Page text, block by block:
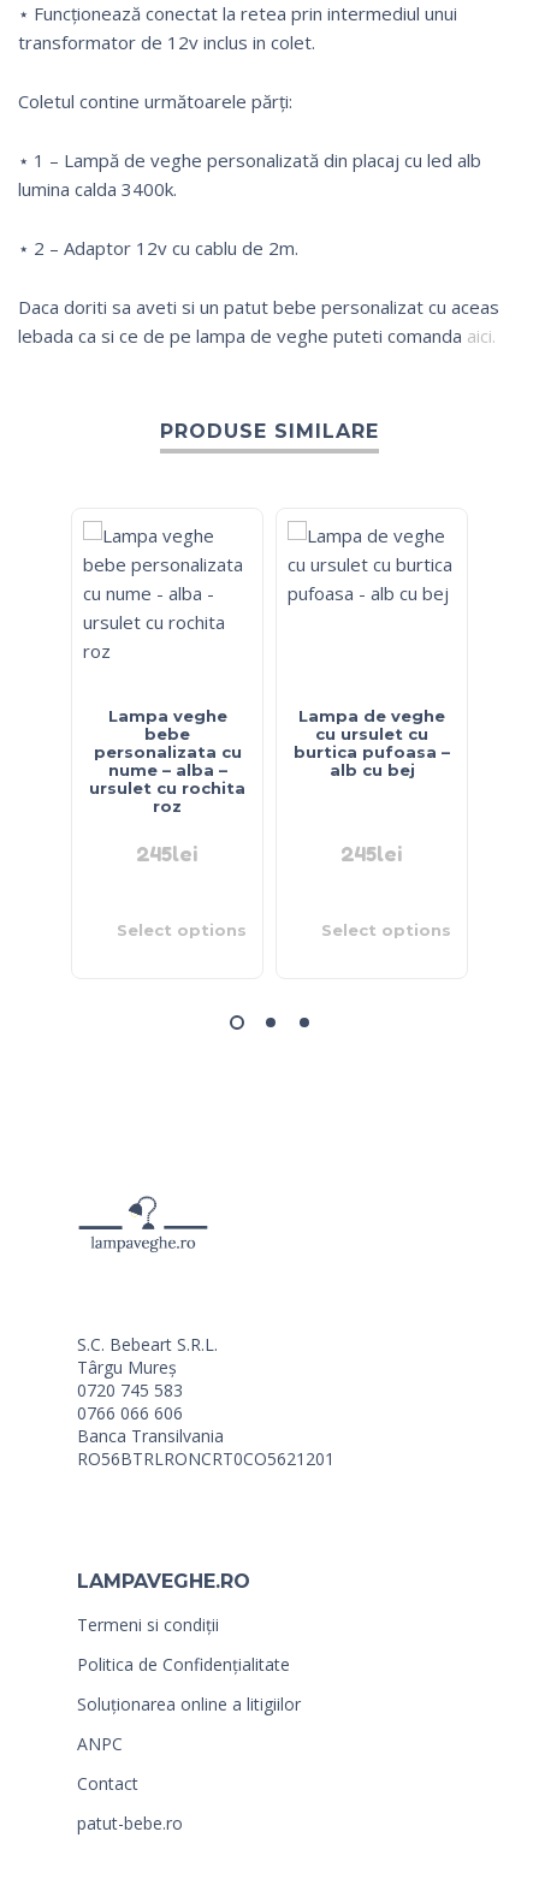
⋆ Funcționează conectat la retea prin intermediul unui
transformator de 12v inclus in colet.
Coletul contine următoarele părți:
⋆ 1 – Lampă de veghe personalizată din placaj cu led alb
lumina calda 3400k.
⋆ 2 – Adaptor 12v cu cablu de 2m.
Daca doriti sa aveti si un patut bebe personalizat cu aceas
lebada ca si ce de pe lampa de veghe puteti comanda aici.
PRODUSE SIMILARE
Lampa veghe
bebe
personalizata cu
nume – alba –
ursulet cu rochita
roz
245lei
Select options
Lampa de veghe
cu ursulet cu
burtica pufoasa –
alb cu bej
245lei
Select options
S.C. Bebeart S.R.L.
Târgu Mureș
0720 745 583
0766 066 606
Banca Transilvania
RO56BTRLRONCRT0CO5621201
LAMPAVEGHE.RO
Termeni si condiții
Politica de Confidențialitate
Soluționarea online a litigiilor
ANPC
Contact
patut-bebe.ro